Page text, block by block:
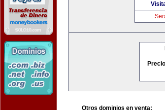
Otros dominios en venta: